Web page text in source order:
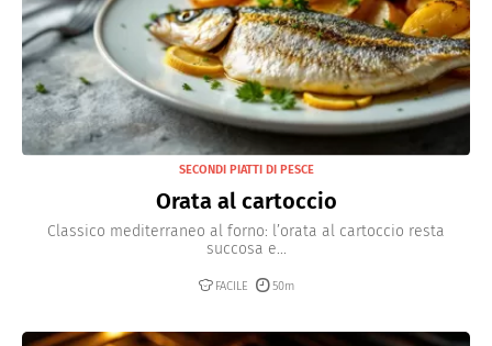
SECONDI PIATTI DI PESCE
Orata al cartoccio
Classico mediterraneo al forno: l’orata al cartoccio resta
succosa e...
FACILE 50m